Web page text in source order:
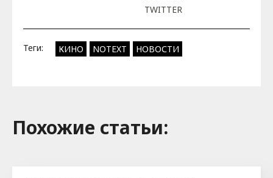
TWITTER
Теги: КИНО NOTEXT НОВОСТИ
Похожие cтатьи: